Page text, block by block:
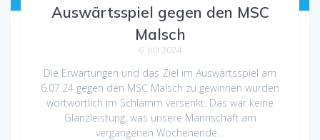
Auswärtsspiel gegen den MSC
Malsch
6. Juli 2024
Die Erwartungen und das Ziel im Auswärtsspiel am
6.07.24 gegen den MSC Malsch zu gewinnen wurden
wortwörtlich im Schlamm versenkt. Das war keine
Glanzleistung, was unsere Mannschaft am
vergangenen Wochenende…